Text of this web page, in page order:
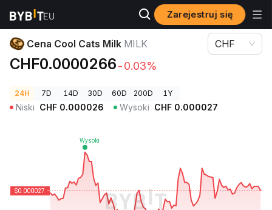
Zarejestruj się
Ceny kryptowalut Cena Cool Cats Milk MILK
Cena Cool Cats Milk MILK
CHF0.0000266-0.03%
CHF
24H 7D 14D 30D 60D 200D 1Y
Niski CHF 0.000026 Wysoki CHF 0.000027